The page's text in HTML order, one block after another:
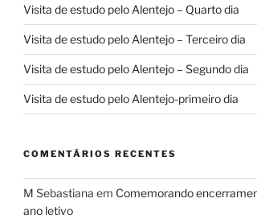
Visita de estudo pelo Alentejo – Quarto dia
Visita de estudo pelo Alentejo – Terceiro dia
Visita de estudo pelo Alentejo – Segundo dia
Visita de estudo pelo Alentejo-primeiro dia
COMENTÁRIOS RECENTES
M Sebastiana em Comemorando
ano letivo